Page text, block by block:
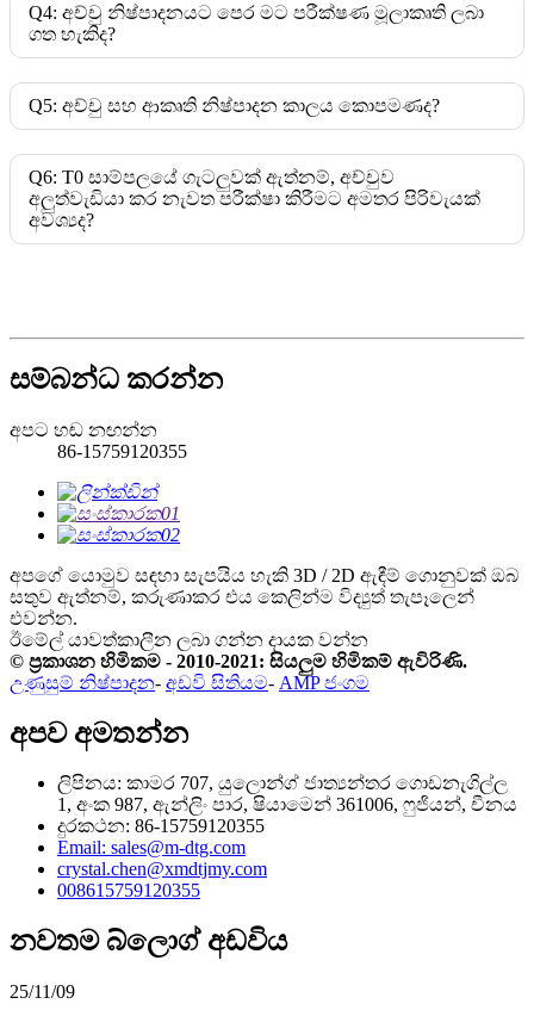
Q4: අච්චු නිෂ්පාදනයට පෙර මට පරීක්ෂණ මූලාකෘති ලබා
ගත හැකිද?
Q5: අච්චු සහ ආකෘති නිෂ්පාදන කාලය කොපමණද?
Q6: T0 සාම්පලයේ ගැටලුවක් ඇත්නම්, අච්චුව
අලුත්වැඩියා කර නැවත පරීක්ෂා කිරීමට අමතර පිරිවැයක්
අවශ්‍යද?
සම්බන්ධ කරන්න
අපට හඬ නඟන්න
86-15759120355
අපගේ යොමුව සඳහා සැපයිය හැකි 3D / 2D ඇඳීම් ගොනුවක් ඔබ
සතුව ඇත්නම්, කරුණාකර එය කෙලින්ම විද්‍යුත් තැපෑලෙන්
එවන්න.
ඊමේල් යාවත්කාලීන ලබා ගන්න දායක වන්න
© ප්‍රකාශන හිමිකම - 2010-2021: සියලුම හිමිකම් ඇවිරිණි.
උණුසුම් නිෂ්පාදන- අඩවි සිතියම- AMP ජංගම
අපව අමතන්න
ලිපිනය: කාමර 707, යුලොන්ග් ජාත්‍යන්තර ගොඩනැගිල්ල
1, අංක 987, ඇන්ලිං පාර, ෂියාමෙන් 361006, ෆුජියන්, චීනය
දුරකථන: 86-15759120355
Email: sales@m-dtg.com
crystal.chen@xmdtjmy.com
008615759120355
නවතම බ්ලොග් අඩවිය
25/11/09